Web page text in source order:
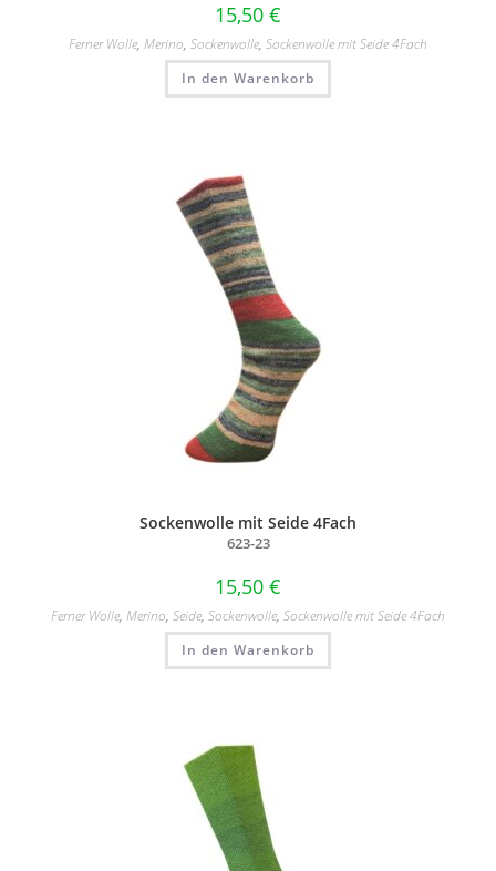
15,50 €
Ferner Wolle, Merino, Sockenwolle, Sockenwolle mit Seide 4Fach
In den Warenkorb
Sockenwolle mit Seide 4Fach
623-23
15,50 €
Ferner Wolle, Merino, Seide, Sockenwolle, Sockenwolle mit Seide 4Fach
In den Warenkorb